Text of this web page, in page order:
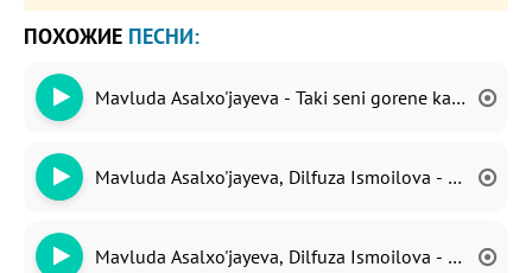
ПОХОЖИЕ ПЕСНИ:
Mavluda Asalxo'jayeva - Taki seni gorene kadar
Mavluda Asalxo'jayeva, Dilfuza Ismoilova - Qizlarjon
Mavluda Asalxo'jayeva, Dilfuza Ismoilova - Ayollar